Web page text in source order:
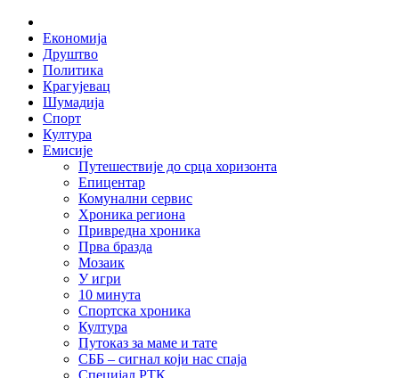
Skip
content
Економија
Друштво
Политика
Крагујевац
Шумадија
Спорт
Култура
Емисије
Путешествије до срца хоризонта
Епицентар
Комунални сервис
Хроника региона
Привредна хроника
Прва бразда
Мозаик
У игри
10 минута
Спортска хроника
Култура
Путоказ за маме и тате
СББ – сигнал који нас спаја
Специјал РТК